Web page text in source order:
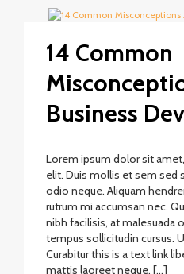
14 Common
Business
Lorem ipsum dolor sit
elit. Duis mollis et sem sed
odio neque. Aliquam
rutrum mi accumsan nec.
nibh facilisis, at malesuada
tempus sollicitudin cursus.
Curabitur this is a text link
mattis laoreet neque, […]